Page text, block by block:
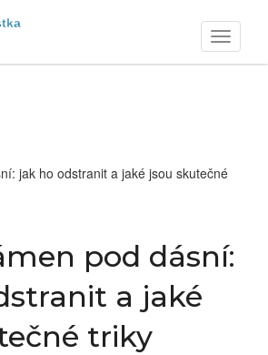
Zobrazit
navigaci
jak ho odstranit a jaké jsou skutečné
pod dásní:
a jaké
triky